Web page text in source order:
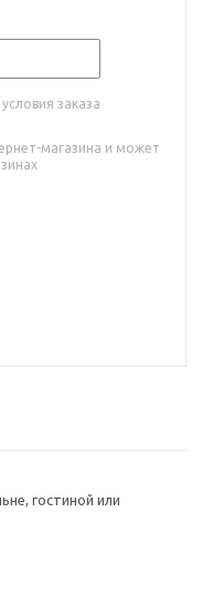
заказа
магазина и может
гостиной или